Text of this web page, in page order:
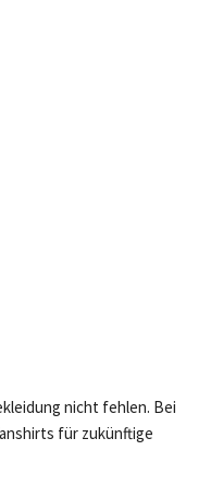
nicht fehlen. Bei
für zukünftige